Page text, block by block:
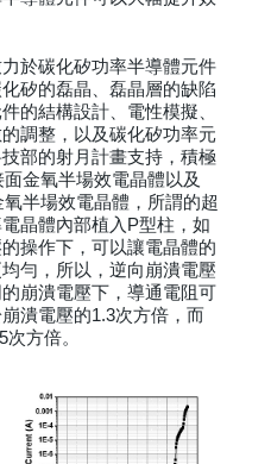
碳化矽功率半導體元件
矽的磊晶、磊晶層的缺陷
的結構設計、電性模擬、
調整，以及碳化矽功率元
部的射月計畫支持，積極
金氧半場效電晶體以及
半場效電晶體，所謂的超
晶體內部植入P型柱，如
操作下，可以讓電晶體的
勻，所以，逆向崩潰電壓
崩潰電壓下，導通電阻可
潰電壓的1.3次方倍，而
方倍。